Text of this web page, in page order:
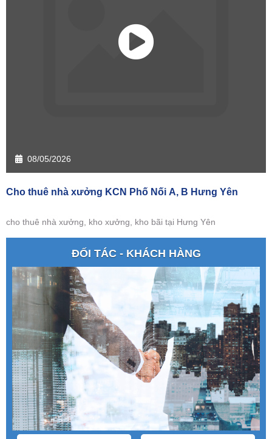
08/05/2026
Cho thuê nhà xưởng KCN Phố Nối A, B Hưng Yên
cho thuê nhà xưởng, kho xưởng, kho bãi tại Hưng Yên
ĐỐI TÁC - KHÁCH HÀNG